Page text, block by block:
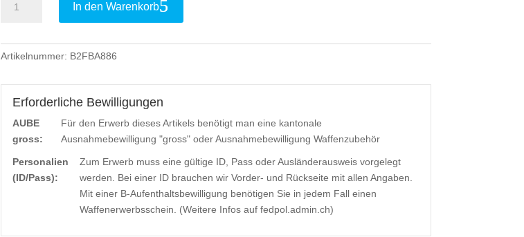
LMG-
PRINT-
X
.223
Rem.
Menge
In den Warenkorb
Artikelnummer: B2FBA886
Erforderliche Bewilligungen
AUBE
gross:
Für den Erwerb dieses Artikels benötigt man eine kantonale
Ausnahmebewilligung "gross" oder Ausnahmebewilligung Waffenzubehör
Personalien
(ID/Pass):
Zum Erwerb muss eine gültige ID, Pass oder Ausländerausweis vorgelegt
werden. Bei einer ID brauchen wir Vorder- und Rückseite mit allen Angaben.
Mit einer B-Aufenthaltsbewilligung benötigen Sie in jedem Fall einen
Waffenerwerbsschein. (Weitere Infos auf fedpol.admin.ch)